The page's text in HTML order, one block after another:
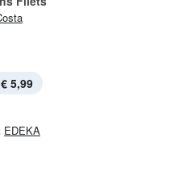
€ 5,99
EDEKA